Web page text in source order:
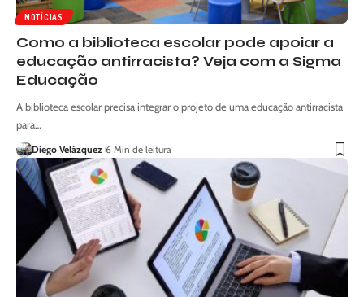
NOTÍCIAS
Como a biblioteca escolar pode apoiar a
educação antirracista? Veja com a Sigma
Educação
A biblioteca escolar precisa integrar o projeto de uma educação antirracista
para…
Diego Velázquez 6 Min de leitura